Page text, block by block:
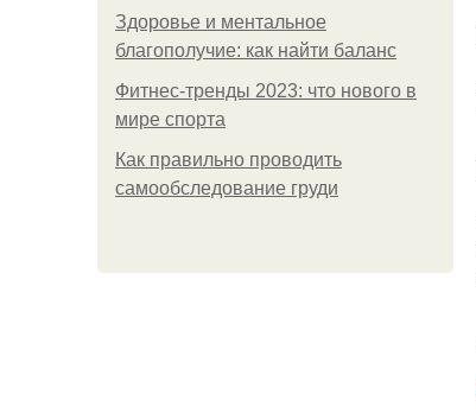
Здоровье и ментальное
благополучие: как найти баланс
Фитнес-тренды 2023: что нового в
мире спорта
Как правильно проводить
самообследование груди